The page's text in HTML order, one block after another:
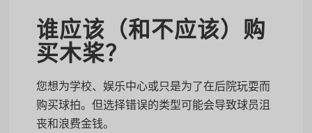
谁应该（和不应该）购
买木桨？
您想为学校、娱乐中心或只是为了在后院玩耍而
购买球拍。但选择错误的类型可能会导致球员沮
丧和浪费金钱。